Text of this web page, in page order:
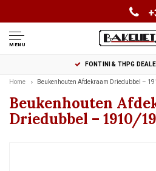
MENU
FONTINI & THPG
Home Beukenhouten Afdekraam Driedubbel –
Beukenhouten
Driedubbel – 1910/